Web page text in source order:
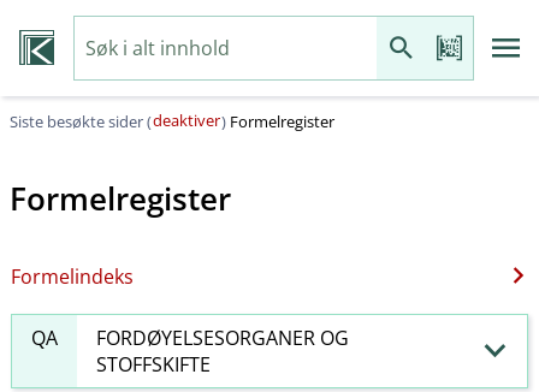
Siste besøkte sider (deaktiver) Formelregister
Formelregister
Formelindeks
QA
FORDØYELSESORGANER OG
STOFFSKIFTE